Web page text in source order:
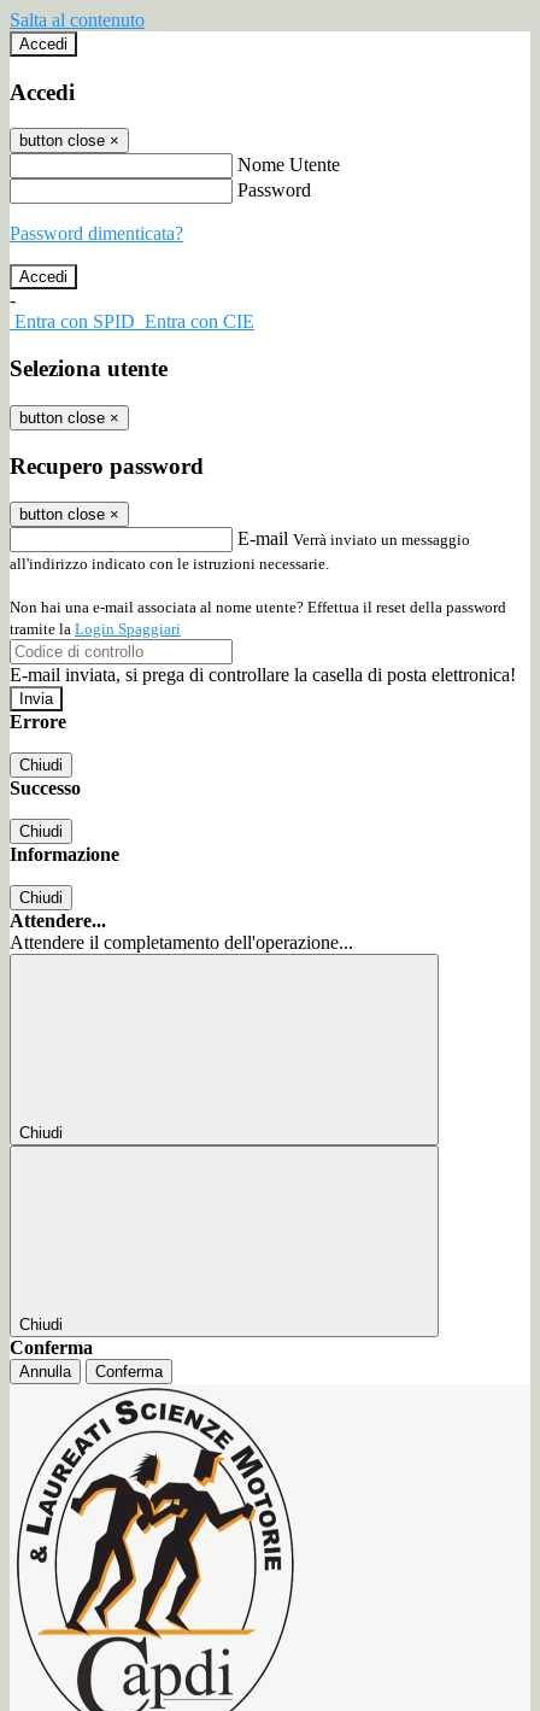
Salta al contenuto
Accedi
Accedi
button close ×
Nome Utente
Password
Password dimenticata?
-
Entra con SPID Entra con CIE
Seleziona utente
button close ×
Recupero password
button close ×
E-mail Verrà inviato un messaggio
all'indirizzo indicato con le istruzioni necessarie.
Non hai una e-mail associata al nome utente? Effettua il reset della password
tramite la Login Spaggiari
E-mail inviata, si prega di controllare la casella di posta elettronica!
Errore
Chiudi
Successo
Chiudi
Informazione
Chiudi
Attendere...
Attendere il completamento dell'operazione...
Chiudi
Chiudi
Conferma
Annulla Conferma